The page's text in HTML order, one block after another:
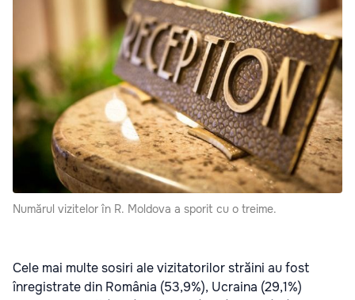
Numărul vizitelor în R. Moldova a sporit cu o treime.
Cele mai multe sosiri ale vizitatorilor străini au fost
înregistrate din România (53,9%), Ucraina (29,1%)